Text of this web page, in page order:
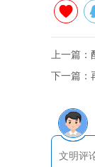
上一篇：
下一篇：